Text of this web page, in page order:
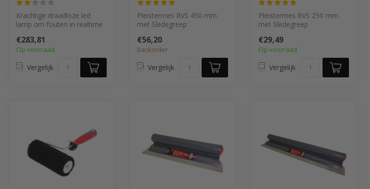
Krachtige draadloze led
lamp om fouten in realtime
e...
€283,81
Op voorraad
Vergelijk
Pleistermes RVS 450 mm.
met Sledegreep
€56,20
Backorder
Vergelijk
Pleistermes RVS 250 mm.
met Sledegreep
€29,49
Op voorraad
Vergelijk